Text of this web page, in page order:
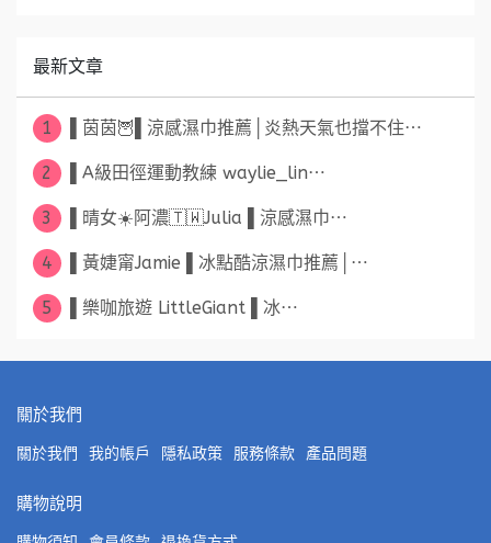
最新文章
1 ▌茵茵🦉▌涼感濕巾推薦│炎熱天氣也擋不住⋯
2 ▌A級田徑運動教練 waylie_lin⋯
3 ▌晴女☀️阿濃🇹🇼Julia ▌涼感濕巾⋯
4 ▌黃婕甯Jamie ▌冰點酷涼濕巾推薦│⋯
5 ▌樂咖旅遊 LittleGiant ▌冰⋯
關於我們
關於我們 我的帳戶 隱私政策 服務條款 產品問題
購物說明